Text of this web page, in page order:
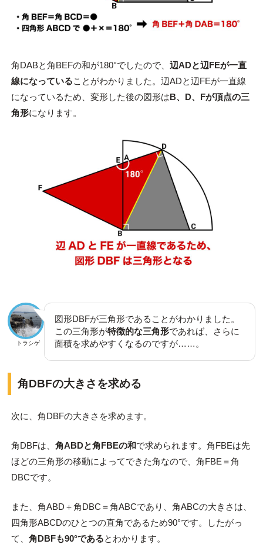
角DABと角BEFの和が180°でしたので、 辺ADと辺FEが一直
線になっていることがわかりました。辺ADと辺FEが一直線
になっているため、変形した後の図形はB、D、Fが頂点の三
角形になります。
トラシゲ
図形DBFが三角形であることがわかりました。
この三角形が特徴的な三角形であれば、さらに
面積を求めやすくなるのですが……。
角DBFの大きさを求める
次に、角DBFの大きさを求めます。
角DBFは、 角ABDと角FBEの和で求められます。角FBEは先
ほどの三角形の移動によってできた角なので、角FBE＝角
DBCです。
また、角ABD＋角DBC＝角ABCであり、角ABCの大きさは、
四角形ABCDのひとつの直角であるため90°です。したがっ
て、 角DBFも90°であるとわかります。